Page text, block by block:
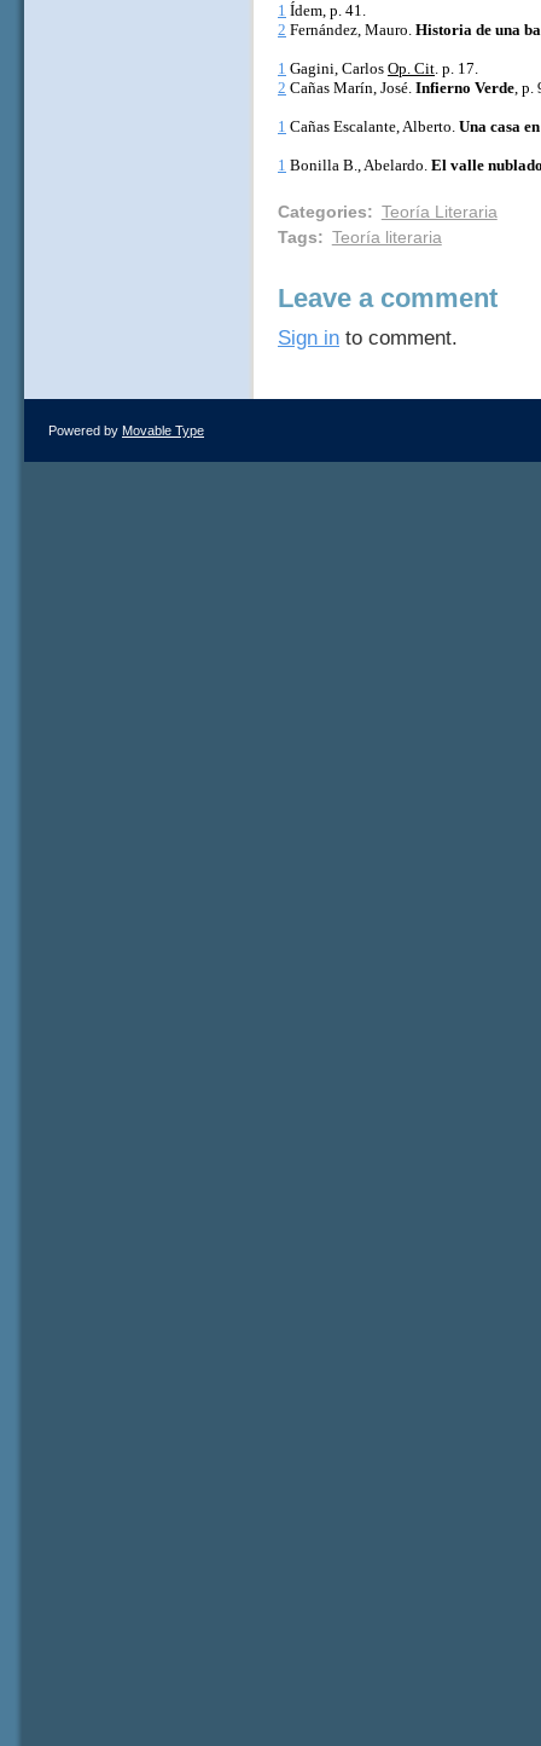
1 Ídem, p. 41.
2 Fernández, Mauro. Historia de una
1 Gagini, Carlos Op. Cit . p. 17.
2 Cañas Marín, José. Infierno Verde , p.
1 Cañas Escalante, Alberto. Una casa
1 Bonilla B., Abelardo. El valle
Categories: Teoría Literaria
Tags: Teoría literaria
Leave a comment
Sign in to comment.
Powered by Movable Type